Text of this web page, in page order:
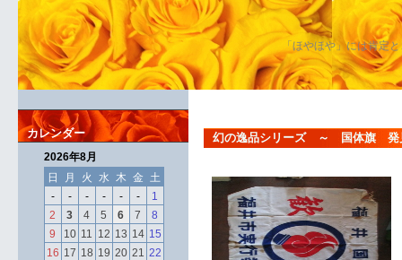
「ほやほや」には肯定
幻の逸品シリーズ ～ 国体旗 発
カレンダー
2026年8月
日
月 火 水 木 金 土
-
- - - - -
1
2
3 4 5 6 7
8
9
10 11 12 13 14 15
16 17 18 19 20 21 22